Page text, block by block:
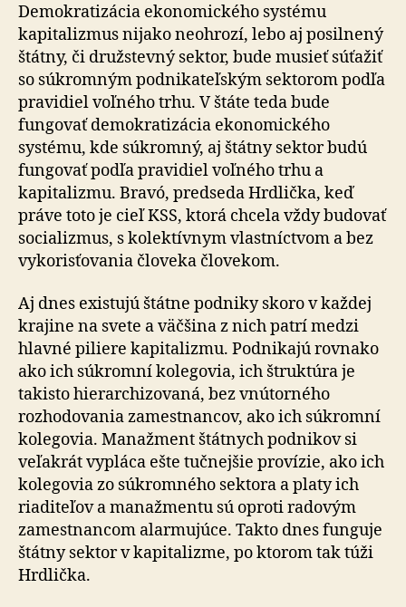
Demokratizácia ekonomického systému
kapitalizmus nijako neohrozí, lebo aj posilnený
štátny, či družstevný sektor, bude musieť súťažiť
so súkromným podnikateľským sektorom podľa
pravidiel voľného trhu. V štáte teda bude
fungovať demokratizácia ekonomického
systému, kde súkromný, aj štátny sektor budú
fungovať podľa pravidiel voľného trhu a
kapitalizmu. Bravó, predseda Hrdlička, keď
práve toto je cieľ KSS, ktorá chcela vždy budovať
socializmus, s kolektívnym vlastníctvom a bez
vykorisťovania človeka človekom.
Aj dnes existujú štátne podniky skoro v každej
krajine na svete a väčšina z nich patrí medzi
hlavné piliere kapitalizmu. Podnikajú rovnako
ako ich súkromní kolegovia, ich štruktúra je
takisto hierarchizovaná, bez vnútorného
rozhodovania zamestnancov, ako ich súkromní
kolegovia. Manažment štátnych podnikov si
veľakrát vypláca ešte tučnejšie provízie, ako ich
kolegovia zo súkromného sektora a platy ich
riaditeľov a manažmentu sú oproti radovým
zamestnancom alarmujúce. Takto dnes funguje
štátny sektor v kapitalizme, po ktorom tak túži
Hrdlička.